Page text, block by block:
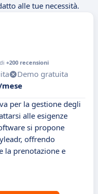
alle tue necessità.
+200 recensioni
Demo gratuita
mese
per la gestione degli
alle esigenze
si propone
offrendo
la prenotazione e